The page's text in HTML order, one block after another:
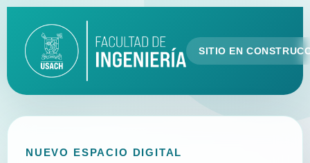
SITIO EN
NUEVO ESPACIO DIGITAL